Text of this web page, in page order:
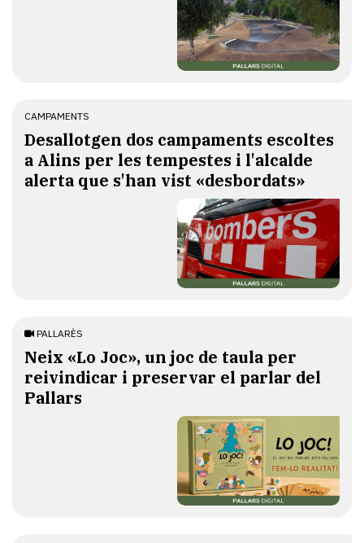
CAMPAMENTS
​Desallotgen dos campaments escoltes
a Alins per les tempestes i l'alcalde
alerta que s'han vist «desbordats»
PALLARÈS
​Neix «Lo Joc», un joc de taula per
reivindicar i preservar el parlar del
Pallars